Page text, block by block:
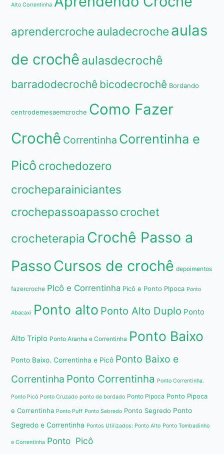
Alto Correntinha
aprendercroche auladecroche aulas
de crochê aulasdecrochê
barradodecrochê bicodecrochê Bordando
centrodemesaemcroche Como Fazer
Crochê Correntinha Correntinha e
Picô crochedozero
crocheparainiciantes
crochepassoapassocrochet
crocheterapia Crochê Passo a
PassoCursos de crochê depoimentos
fazercroche PIcô e Correntinha Picô e Ponto PIpoca Ponto
Abacaxi Ponto alto Ponto Alto Duplo Ponto
Alto Triplo Ponto Aranha e Correntinha Ponto Baixo
Ponto Baixo. Correntinha e Picô Ponto Baixo e
Correntinha Ponto Correntinha Ponto Correntinha.
Ponto Picô Ponto Cruzado ponto de bordado Ponto Pipoca Ponto Pipoca
e Correntinha Ponto Puff Ponto Sebredo Ponto Segredo Ponto
Segredo e Correntinha Pontos Utilizados: Ponto Alto Ponto Tombadinho
e Correntinha Ponto Picô